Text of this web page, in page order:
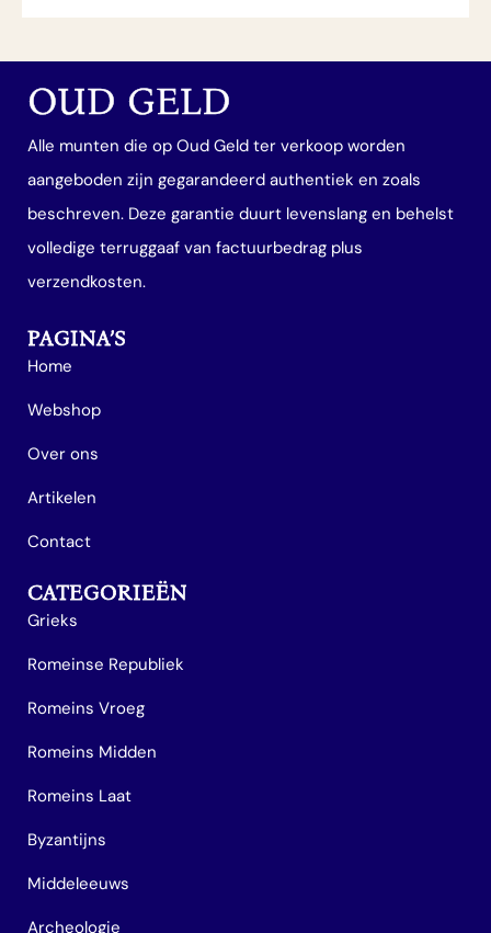
OUD GELD
Alle munten die op Oud Geld ter verkoop worden
aangeboden zijn gegarandeerd authentiek en zoals
beschreven. Deze garantie duurt levenslang en behelst
volledige terruggaaf van factuurbedrag plus
verzendkosten.
PAGINA’S
Home
Webshop
Over ons
Artikelen
Contact
CATEGORIEËN
Grieks
Romeinse Republiek
Romeins Vroeg
Romeins Midden
Romeins Laat
Byzantijns
Middeleeuws
Archeologie